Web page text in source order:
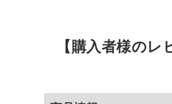
【購入者様のレ